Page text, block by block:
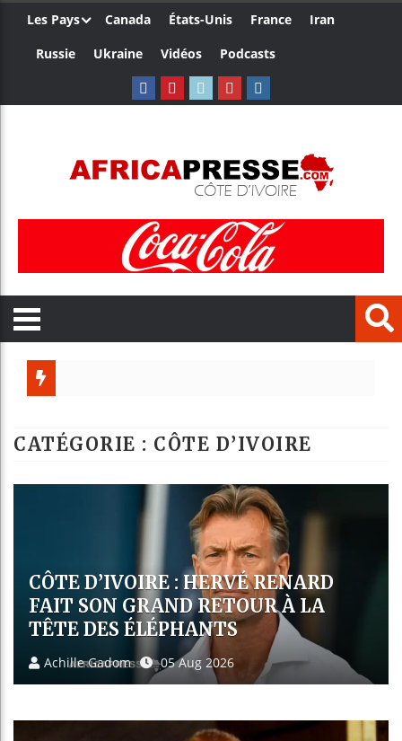
Les Pays Canada États-Unis France
Iran
Russie
Ukraine Vidéos Podcasts
Côte d’Ivoire :
Ceuta : Rabat
CATÉGORIE : CÔTE D’IVOIRE
EMERSE FAÉ, L’ARCHITECTE DU
MIRACLE 2023 LIMOGÉ, LA FIF
REFERME UN CHAPITRE
HISTORIQUE SANS GARANTIE
POUR L’AVENIR
Achille Gadom 01 Aug 2026